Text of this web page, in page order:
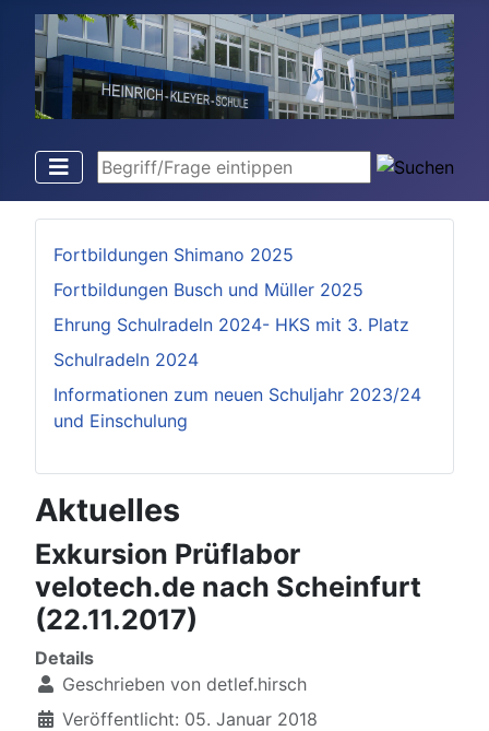
Begriff/Frage eintippen
Fortbildungen Shimano 2025
Fortbildungen Busch und Müller 2025
Ehrung Schulradeln 2024- HKS mit 3. Platz
Schulradeln 2024
Informationen zum neuen Schuljahr 2023/24
und Einschulung
Aktuelles
Exkursion Prüflabor
velotech.de nach Scheinfurt
(22.11.2017)
Details
Geschrieben von detlef.hirsch
Veröffentlicht: 05. Januar 2018